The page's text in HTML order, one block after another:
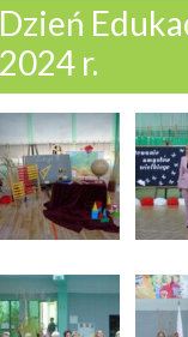
Dzień
2024 r.